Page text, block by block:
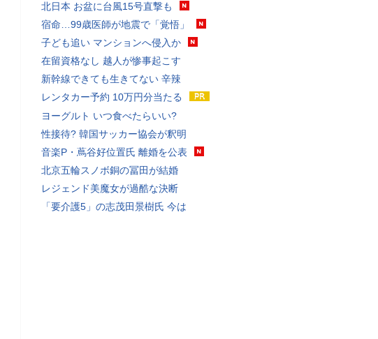
北日本 お盆に台風15号直撃も
宿命…99歳医師が地震で「覚悟」
子ども追い マンションへ侵入か
在留資格なし 越人が惨事起こす
新幹線できても生きてない 辛辣
レンタカー予約 10万円分当たる
ヨーグルト いつ食べたらいい?
性接待? 韓国サッカー協会が釈明
音楽P・蔦谷好位置氏 離婚を公表
北京五輪スノボ銅の冨田が結婚
レジェンド美魔女が過酷な決断
「要介護5」の志茂田景樹氏 今は